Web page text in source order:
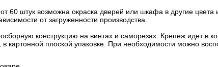
60 штук возможна окраска дверей или шкафа в другие цвета
от загруженности производства.
конструкцию на винтах и саморезах. Крепеж идет в
картонной плоской упаковке. При необходимости можно